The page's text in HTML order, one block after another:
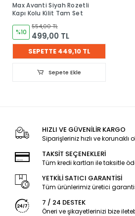
Max Avanti Siyah Rozetli
Kapı Kolu Kilit Tam Set
%10
554,00 TL
499,00 TL
SEPETTE 449,10 TL
Sepete Ekle
HIZLI VE GÜVENİLİR KARGO
Siparişleriniz hızlı ve korunaklı
TAKSİT SEÇENEKLERİ
Tüm kredi kartları ile taksitle
YETKİLİ SATICI GARANTİSİ
Tüm ürünlerimiz üretici
7 / 24 DESTEK
Öneri ve şikayetlerinizi bize